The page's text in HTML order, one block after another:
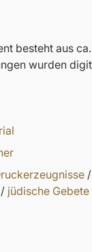
besteht aus
wurden
/
/ jüdische Gebete